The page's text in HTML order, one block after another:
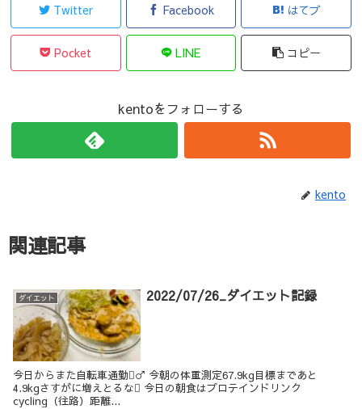
Twitter Facebook はてブ
Pocket LINE コピー
kentoをフォローする
kento
関連記事
ダイエット 2022/07/26_ダイエット記録
今日からまた自転車通勤‍♂️ 今朝の体重測定67.9kg目標まであと
4.9kgさすがに増えとるな 今日の朝食はプロテインドリンク
cycling（往路）距離...